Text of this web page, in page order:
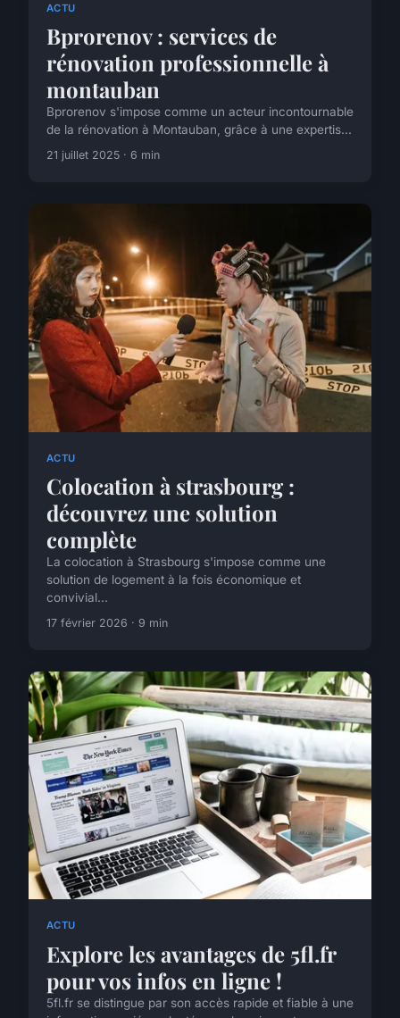
ACTU
Bprorenov : services de
rénovation professionnelle à
montauban
Bprorenov s'impose comme un acteur incontournable
de la rénovation à Montauban, grâce à une expertis...
21 juillet 2025 · 6 min
ACTU
Colocation à strasbourg :
découvrez une solution
complète
La colocation à Strasbourg s'impose comme une
solution de logement à la fois économique et
convivial...
17 février 2026 · 9 min
ACTU
Explore les avantages de 5fl.fr
pour vos infos en ligne !
5fl.fr se distingue par son accès rapide et fiable à une